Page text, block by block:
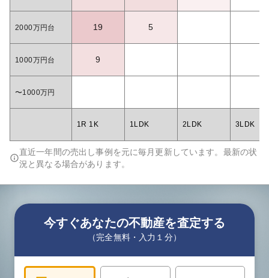
2000万円台 19 5
1000万円台 9
〜1000万円
1R 1K 1LDK 2LDK 3LDK
直近一年間の売出し事例を元に毎月更新しています。最新の状
況と異なる場合があります。
今すぐあなたの不動産を査定する
（完全無料・入力１分）